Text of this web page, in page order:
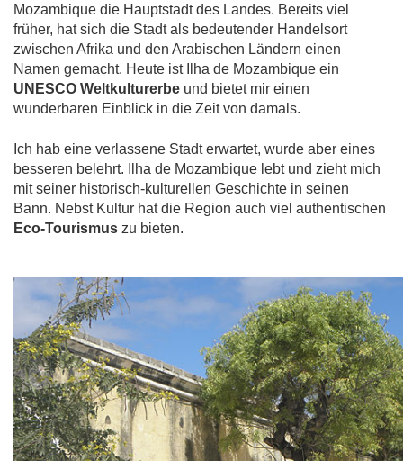
Mozambique die Hauptstadt des Landes. Bereits viel
früher, hat sich die Stadt als bedeutender Handelsort
zwischen Afrika und den Arabischen Ländern einen
Namen gemacht. Heute ist Ilha de Mozambique ein
UNESCO Weltkulturerbe und bietet mir einen
wunderbaren Einblick in die Zeit von damals.
Ich hab eine verlassene Stadt erwartet, wurde aber eines
besseren belehrt. Ilha de Mozambique lebt und zieht mich
mit seiner historisch-kulturellen Geschichte in seinen
Bann. Nebst Kultur hat die Region auch viel authentischen
Eco-Tourismus zu bieten.